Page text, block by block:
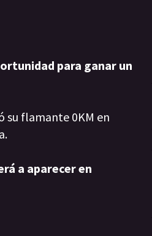
para ganar un
su flamante 0KM en
a aparecer en